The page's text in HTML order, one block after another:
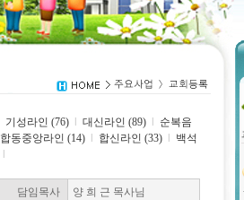
기성라인 (76) 대신라인 (89)
순복음
합동중앙라인 (14) 합신라인 (33)
백석
담임목사 양 희 근 목사님